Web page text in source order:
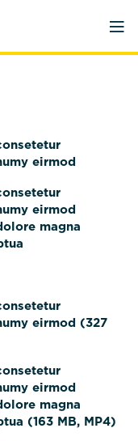
eirmod
eirmod
magna
eirmod (327
eirmod
magna
(163 MB, MP4)